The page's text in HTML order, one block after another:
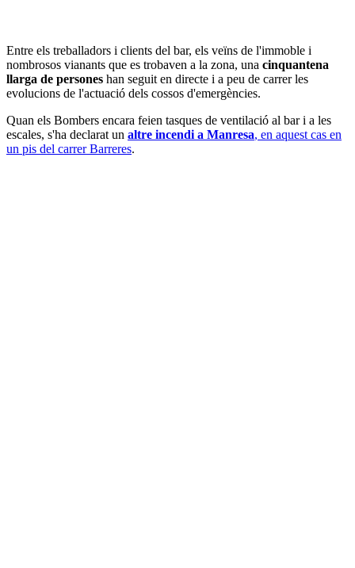
Entre els treballadors i clients del bar, els veïns de l'immoble i
nombrosos vianants que es trobaven a la zona, una cinquantena
llarga de persones han seguit en directe i a peu de carrer les
evolucions de l'actuació dels cossos d'emergències.
Quan els Bombers encara feien tasques de ventilació al bar i a les
escales, s'ha declarat un altre incendi a Manresa, en aquest cas en
un pis del carrer Barreres.